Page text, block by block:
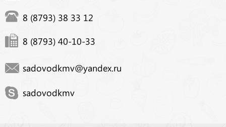
8 (8793) 38 33 12
8 (8793) 40-10-33
sadovodkmv@yandex.ru
sadovodkmv